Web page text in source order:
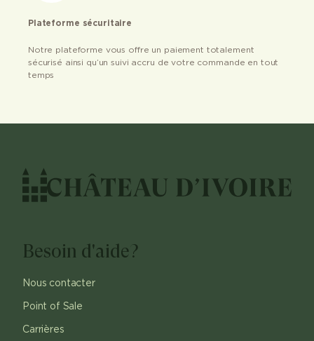
Plateforme sécuritaire
Notre plateforme vous offre un paiement totalement
sécurisé ainsi qu’un suivi accru de votre commande en tout
temps
Besoin d'aide?
Nous contacter
Point of Sale
Carrières